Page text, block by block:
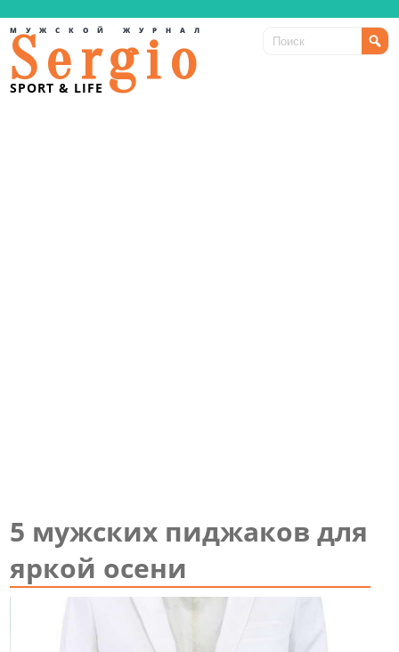
Sergio
SPORT & LIFE
МУЖСКОЙ ЖУРНАЛ
5 мужских пиджаков для
яркой осени